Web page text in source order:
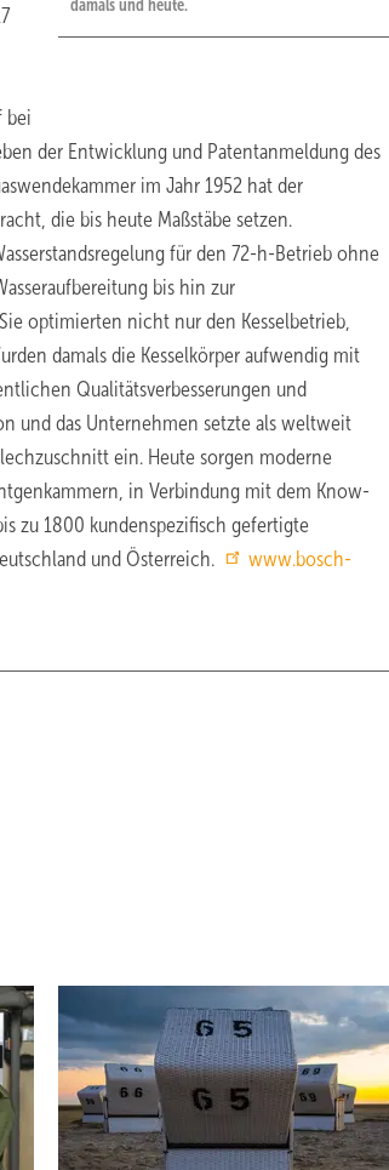
damals und heute.
bei
der Entwicklung und Patentanmeldung des
im Jahr 1952 hat der
die bis heute Maßstäbe setzen.
für den 72-h-Betrieb ohne
bis hin zur
optimierten nicht nur den Kesselbetrieb,
damals die Kesselkörper aufwendig mit
Qualitätsverbesserungen und
und das Unternehmen setzte als weltweit
ein. Heute sorgen moderne
in Verbindung mit dem Know-
zu 1800 kundenspezifisch gefertigte
und Österreich.
www.bosch-